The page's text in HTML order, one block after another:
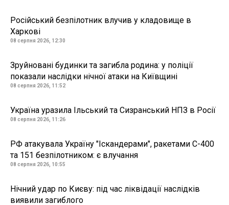
Російський безпілотник влучив у кладовище в
Харкові
08 серпня 2026, 12:30
Зруйновані будинки та загибла родина: у поліції
показали наслідки нічної атаки на Київщині
08 серпня 2026, 11:52
Україна уразила Ільський та Сизранський НПЗ в Росії
08 серпня 2026, 11:26
РФ атакувала Україну "Іскандерами", ракетами С-400
та 151 безпілотником: є влучання
08 серпня 2026, 10:55
Нічний удар по Києву: під час ліквідації наслідків
виявили загиблого